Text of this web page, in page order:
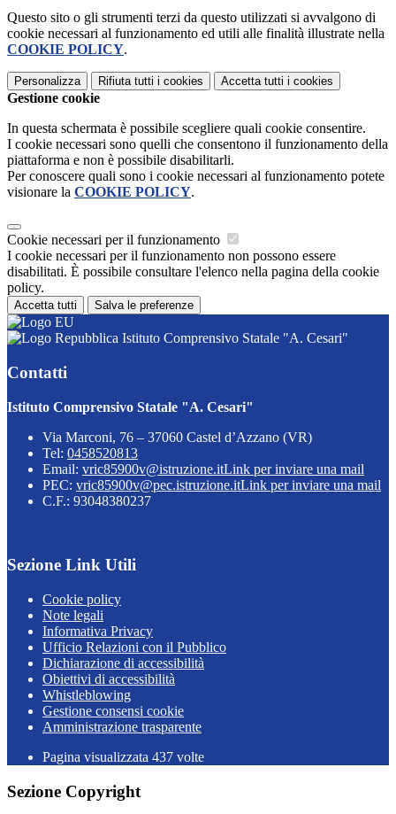
Questo sito o gli strumenti terzi da questo utilizzati si avvalgono di
cookie necessari al funzionamento ed utili alle finalità illustrate nella
COOKIE POLICY.
Personalizza Rifiuta tutti i cookies Accetta tutti i cookies
Gestione cookie
In questa schermata è possibile scegliere quali cookie consentire.
I cookie necessari sono quelli che consentono il funzionamento della
piattaforma e non è possibile disabilitarli.
Per conoscere quali sono i cookie necessari al funzionamento potete
visionare la COOKIE POLICY.
Cookie necessari per il funzionamento
I cookie necessari per il funzionamento non possono essere
disabilitati. È possibile consultare l'elenco nella pagina della cookie
policy.
Accetta tutti Salva le preferenze
Istituto Comprensivo Statale "A. Cesari"
Contatti
Istituto Comprensivo Statale "A. Cesari"
Via Marconi, 76 – 37060 Castel d’Azzano (VR)
Tel: 0458520813
Email: vric85900v@istruzione.itLink per inviare una mail
PEC: vric85900v@pec.istruzione.itLink per inviare una mail
C.F.: 93048380237
Sezione Link Utili
Cookie policy
Note legali
Informativa Privacy
Ufficio Relazioni con il Pubblico
Dichiarazione di accessibilità
Obiettivi di accessibilità
Whistleblowing
Gestione consensi cookie
Amministrazione trasparente
Pagina visualizzata 437 volte
Sezione Copyright